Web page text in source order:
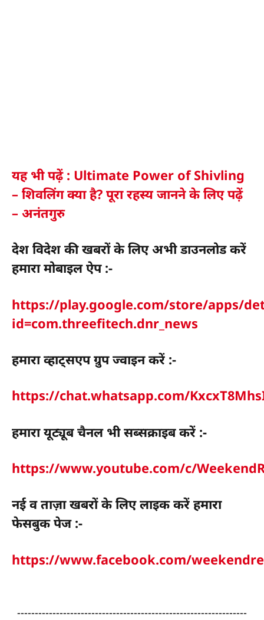
यह भी पढ़ें : Ultimate Power of Shivling
– शिवलिंग क्या है? पूरा रहस्य जानने के लिए पढ़ें
– अनंतगुरु
देश विदेश की खबरों के लिए अभी डाउनलोड करें
हमारा मोबाइल ऐप :-
https://play.google.com/store/apps/
id=com.threefitech.dnr_news
हमारा व्हाट्सएप ग्रुप ज्वाइन करें :-
https://chat.whatsapp.com/
हमारा यूट्यूब चैनल भी सब्सक्राइब करें :-
https://www.youtube.com/c/
नई व ताज़ा खबरों के लिए लाइक करें हमारा
फेसबुक पेज :-
https://www.facebook.com/
-----------------------------------------------------------------